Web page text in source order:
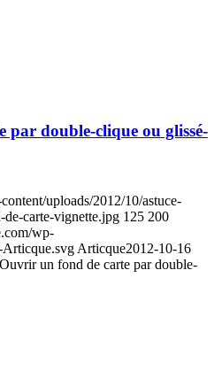
double-clique ou glissé-
uploads/2012/10/astuce-
carte-vignette.jpg 125 200
wp-
Articque.svg Articque2012-10-16
Ouvrir un fond de carte par double-